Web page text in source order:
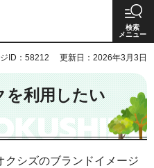
検索
メニュー
ID：58212 更新日：2026年3月3日
を利用したい
クシズのブランドイメージ